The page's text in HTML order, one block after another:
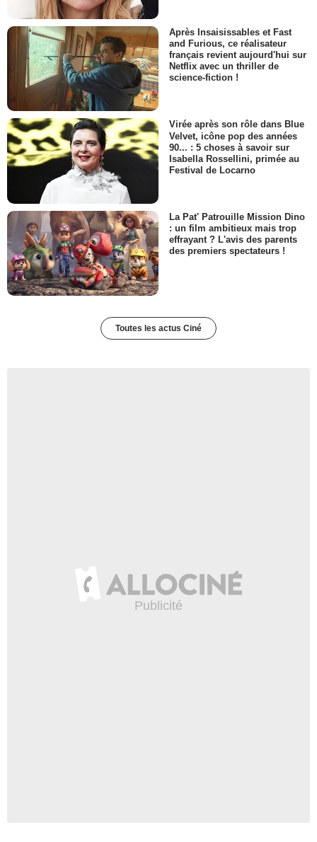
Après Insaisissables et Fast
and Furious, ce réalisateur
français revient aujourd'hui sur
Netflix avec un thriller de
science-fiction !
Virée après son rôle dans Blue
Velvet, icône pop des années
90... : 5 choses à savoir sur
Isabella Rossellini, primée au
Festival de Locarno
La Pat' Patrouille Mission Dino
: un film ambitieux mais trop
effrayant ? L'avis des parents
des premiers spectateurs !
Toutes les actus Ciné